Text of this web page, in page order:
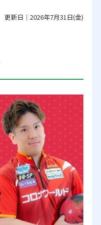
更新日｜2026年7月31日(金)